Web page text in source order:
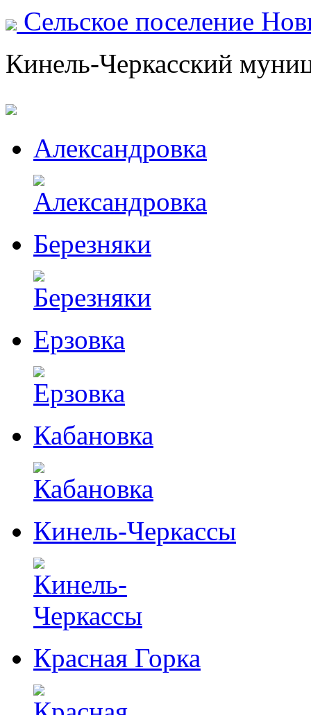
Сельское поселение
Кинель-Черкасский
Александровка
Березняки
Ерзовка
Кабановка
Кинель-Черкассы
Красная Горка